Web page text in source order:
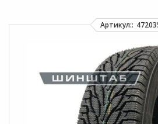
ВІДГУКИ ПРО ШИНИ